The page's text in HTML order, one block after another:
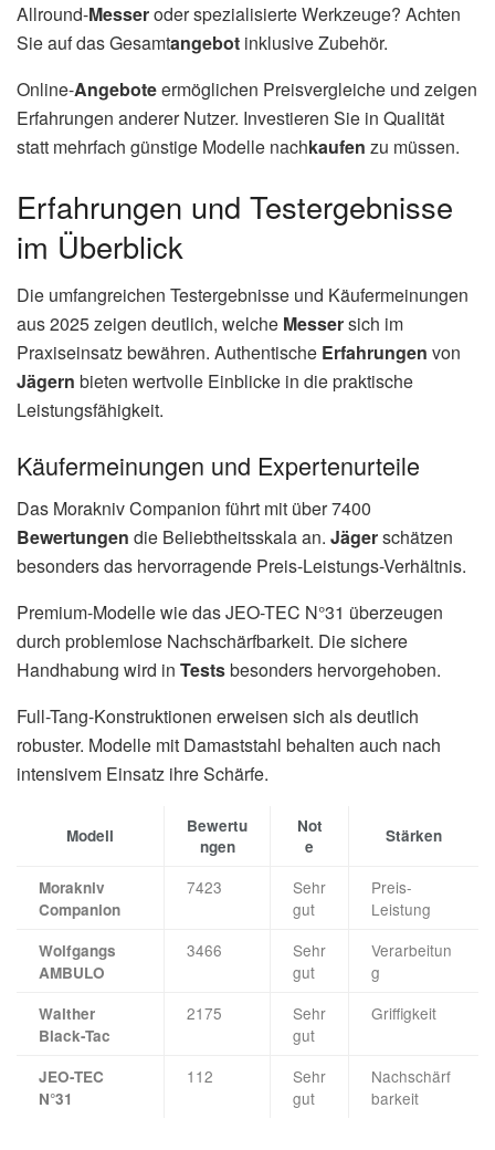
Allround-Messeroder spezialisierte Werkzeuge? Achten
Sie auf das Gesamtangebot inklusive Zubehör.
Online-Angeboteermöglichen Preisvergleiche und zeigen
Erfahrungen anderer Nutzer. Investieren Sie in Qualität
statt mehrfach günstige Modelle nachkaufen zu müssen.
Erfahrungen und Testergebnisse
im Überblick
Die umfangreichen Testergebnisse und Käufermeinungen
aus 2025 zeigen deutlich, welche Messersich im
Praxiseinsatz bewähren. Authentische Erfahrungen von
Jägern bieten wertvolle Einblicke in die praktische
Leistungsfähigkeit.
Käufermeinungen und Expertenurteile
Das Morakniv Companion führt mit über 7400
Bewertungen die Beliebtheitsskala an. Jägerschätzen
besonders das hervorragende Preis-Leistungs-Verhältnis.
Premium-Modelle wie das JEO-TEC N°31 überzeugen
durch problemlose Nachschärfbarkeit. Die sichere
Handhabung wird in Testsbesonders hervorgehoben.
Full-Tang-Konstruktionen erweisen sich als deutlich
robuster. Modelle mit Damaststahl behalten auch nach
intensivem Einsatz ihre Schärfe.
Modell
Bewertu
ngen
Not
e
Stärken
Morakniv
Companion
7423
Sehr
gut
Preis-
Leistung
Wolfgangs
AMBULO
3466
Sehr
gut
Verarbeitun
g
Walther
Black-Tac
2175
Sehr
gut
Griffigkeit
JEO-TEC
N°31
112
Sehr
gut
Nachschärf
barkeit